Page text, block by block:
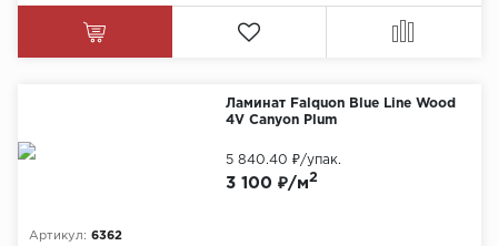
Ламинат Falquon Blue Line Wood
4V Canyon Plum
Артикул: 6362
3 100 ₽/м2
5 840.40 ₽/упак.